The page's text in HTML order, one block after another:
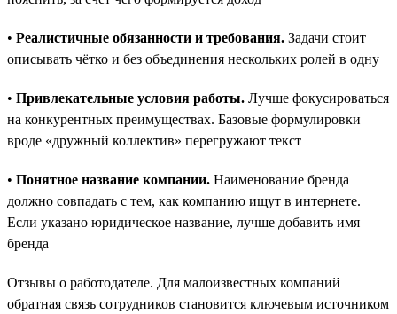
• Реалистичные обязанности и требования. Задачи стоит
описывать чётко и без объединения нескольких ролей в одну
• Привлекательные условия работы. Лучше фокусироваться
на конкурентных преимуществах. Базовые формулировки
вроде «дружный коллектив» перегружают текст
• Понятное название компании. Наименование бренда
должно совпадать с тем, как компанию ищут в интернете.
Если указано юридическое название, лучше добавить имя
бренда
Отзывы о работодателе. Для малоизвестных компаний
обратная связь сотрудников становится ключевым источником